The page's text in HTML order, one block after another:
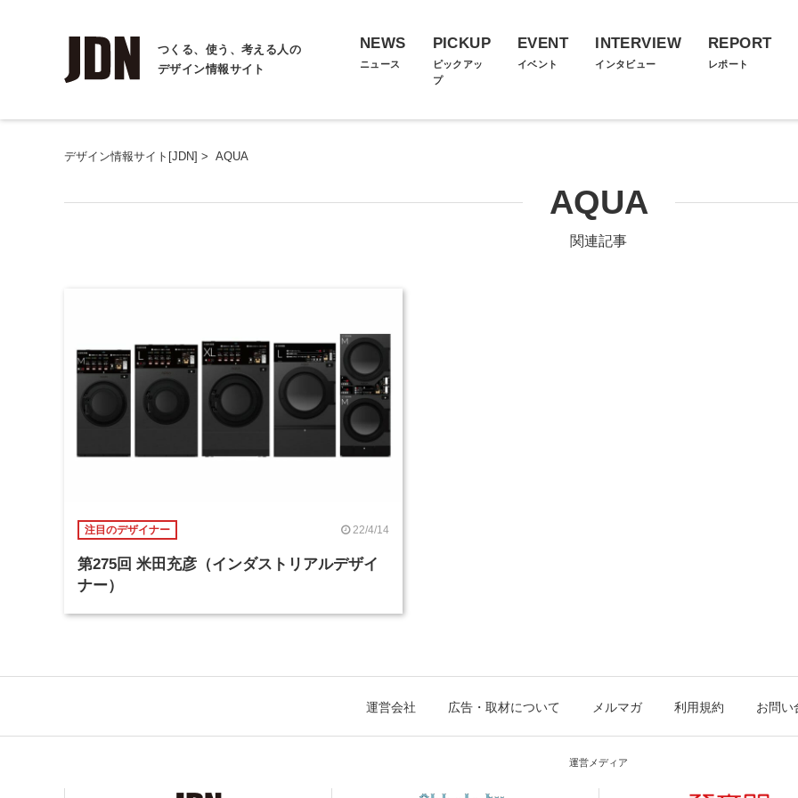
つくる、使う、考える人の
デザイン情報サイト
NEWS
ニュース
PICKUP
ピックアッ
プ
EVENT
イベント
INTERVIEW
インタビュー
REPORT
レポート
デザイン情報サイト[JDN] > AQUA
AQUA
関連記事
注目のデザイナー 22/4/14
第275回 米田充彦（インダストリアルデザイ
ナー）
運営会社 広告・取材について メルマガ 利用規約 お問い
運営メディア